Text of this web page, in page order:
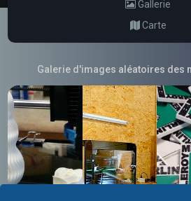
Gallerie
Carte
Galerie d'images aléatoires des